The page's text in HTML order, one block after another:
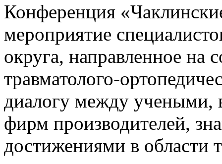
Конференция
мероприятие
округа, направленное на
травматолого-
диалогу между учеными,
фирм производителей,
достижениями в области